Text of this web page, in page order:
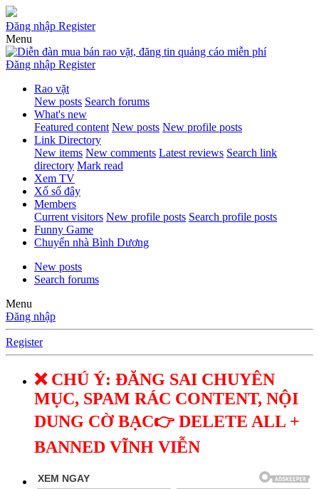
Đăng nhập Register
Menu
Đăng nhập Register
Rao vặt
New posts Search forums
What's new
Featured content New posts New profile posts
Link Directory
New items New comments Latest reviews Search link
directory Mark read
Xem TV
Xổ số đây
Members
Current visitors New profile posts Search profile posts
Funny Game
Chuyển nhà Bình Dương
New posts
Search forums
Menu
Đăng nhập
Register
❌ CHÚ Ý: ĐĂNG SAI CHUYÊN
MỤC, SPAM RÁC CONTENT, NỘI
DUNG CỜ BẠC👉 DELETE ALL +
BANNED VĨNH VIỄN